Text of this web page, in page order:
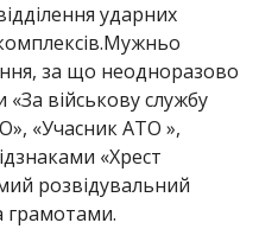
ударних
за що неодноразово
військову службу
«Учасник АТО »,
«Хрест
розвідувальний
грамотами.